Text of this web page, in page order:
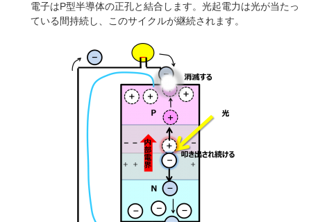
電子はP型半導体の正孔と結合します。光起電力は光が当たっ
ている間持続し、このサイクルが継続されます。